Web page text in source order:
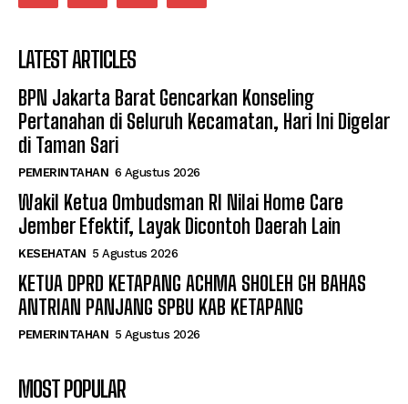
LATEST ARTICLES
BPN Jakarta Barat Gencarkan Konseling
Pertanahan di Seluruh Kecamatan, Hari Ini Digelar
di Taman Sari
PEMERINTAHAN 6 Agustus 2026
Wakil Ketua Ombudsman RI Nilai Home Care
Jember Efektif, Layak Dicontoh Daerah Lain
KESEHATAN 5 Agustus 2026
KETUA DPRD KETAPANG ACHMA SHOLEH GH BAHAS
ANTRIAN PANJANG SPBU KAB KETAPANG
PEMERINTAHAN 5 Agustus 2026
MOST POPULAR